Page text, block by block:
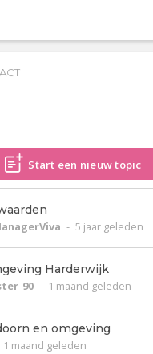
Start een nieuw topic
- 5 jaar geleden
Harderwijk
- 1 maand geleden
en omgeving
1 maand geleden